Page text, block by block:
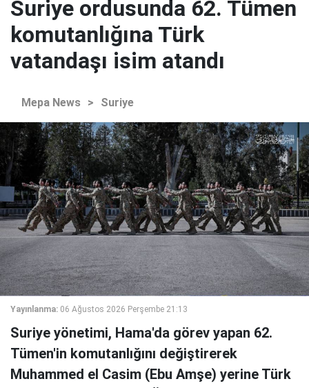
Suriye ordusunda 62. Tümen
komutanlığına Türk
vatandaşı isim atandı
Mepa News > Suriye
Yayınlanma: 06 Ağustos 2026 Perşembe 21:13
Suriye yönetimi, Hama'da görev yapan 62.
Tümen'in komutanlığını değiştirerek
Muhammed el Casim (Ebu Amşe) yerine Türk